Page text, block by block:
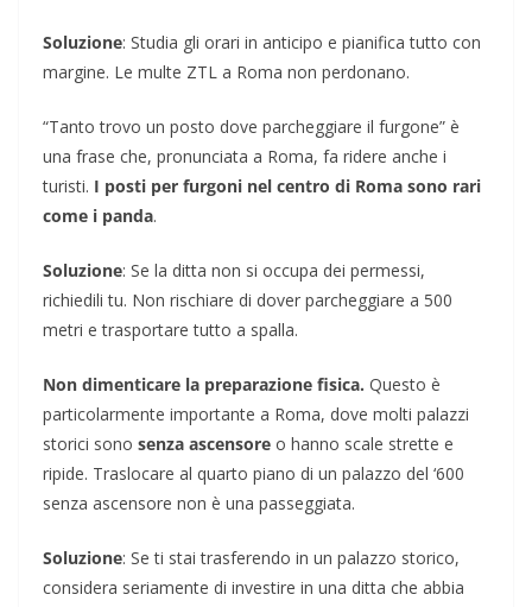
Soluzione: Studia gli orari in anticipo e pianifica tutto con
margine. Le multe ZTL a Roma non perdonano.
“Tanto trovo un posto dove parcheggiare il furgone” è
una frase che, pronunciata a Roma, fa ridere anche i
turisti. I posti per furgoni nel centro di Roma sono rari
come i panda.
Soluzione: Se la ditta non si occupa dei permessi,
richiedili tu. Non rischiare di dover parcheggiare a 500
metri e trasportare tutto a spalla.
Non dimenticare la preparazione fisica. Questo è
particolarmente importante a Roma, dove molti palazzi
storici sono senza ascensore o hanno scale strette e
ripide. Traslocare al quarto piano di un palazzo del ‘600
senza ascensore non è una passeggiata.
Soluzione: Se ti stai trasferendo in un palazzo storico,
considera seriamente di investire in una ditta che abbia